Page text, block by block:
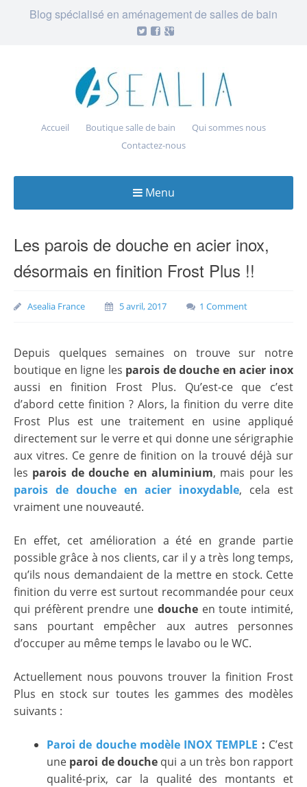
Blog spécialisé en aménagement de salles de bain
Accueil Boutique salle de bain
Qui sommes nous
Contactez-nous
Menu
content
Les parois de douche en acier inox,
désormais en finition Frost Plus !!
Asealia France 5 avril, 2017 1 Comment
Depuis quelques semaines on trouve sur notre
boutique en ligne les parois de douche en acier inox
aussi en finition Frost Plus. Qu’est-ce que c’est
d’abord cette finition ? Alors, la finition du verre dite
Frost Plus est une traitement en usine appliqué
directement sur le verre et qui donne une sérigraphie
aux vitres. Ce genre de finition on la trouvé déjà sur
les parois de douche en aluminium, mais pour les
parois de douche en acier inoxydable, cela est
vraiment une nouveauté.
En effet, cet amélioration a été en grande partie
possible grâce à nos clients, car il y a très long temps,
qu’ils nous demandaient de la mettre en stock. Cette
finition du verre est surtout recommandée pour ceux
qui préfèrent prendre une doucheen toute intimité,
sans pourtant empêcher aux autres personnes
d’occuper au même temps le lavabo ou le WC.
Actuellement nous pouvons trouver la finition Frost
Plus en stock sur toutes les gammes des modèles
suivants :
Paroi de douche modèle INOX TEMPLE : C’est
une paroi de douche qui a un très bon rapport
qualité-prix, car la qualité des montants et